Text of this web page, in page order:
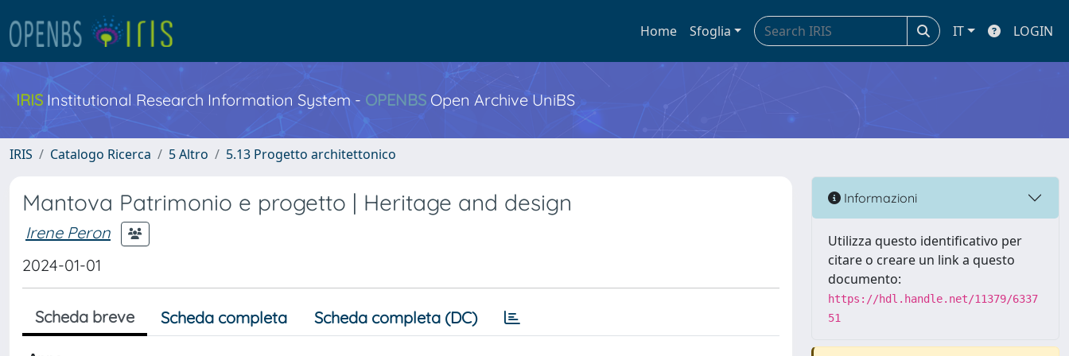
Home Sfoglia IT LOGIN
IRIS Institutional Research Information System - OPENBS Open Archive UniBS
IRIS Catalogo Ricerca 5 Altro 5.13 Progetto architettonico
Mantova Patrimonio e progetto | Heritage and design
Irene Peron
2024-01-01
Scheda breve Scheda completa Scheda completa (DC)
Informazioni
Utilizza questo identificativo per
citare o creare un link a questo
documento:
https://hdl.handle.net/11379/6337
51